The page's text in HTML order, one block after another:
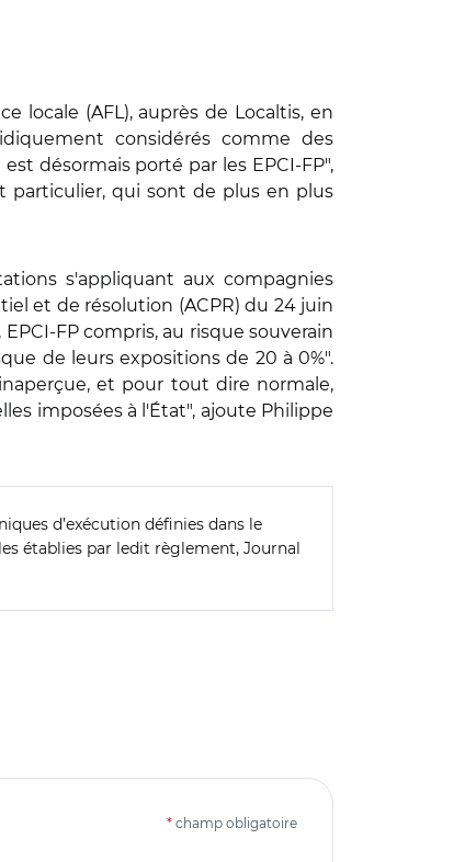
locale (AFL), auprès de Localtis, en
considérés comme des
désormais porté par les EPCI-FP",
particulier, qui sont de plus en plus
s'appliquant aux compagnies
et de résolution (ACPR) du 24 juin
FP compris, au risque souverain
de leurs expositions de 20 à 0%".
et pour tout dire normale,
imposées à l'État", ajoute Philippe
d’exécution définies dans le
établies par ledit règlement, Journal
* champ obligatoire